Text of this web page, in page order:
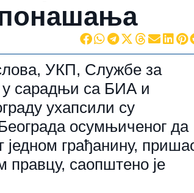
понашања
УКП, Службе за
у сарадњи са БИА и
ухапсили су
осумњиченог да
једном грађанину,
саопштено је